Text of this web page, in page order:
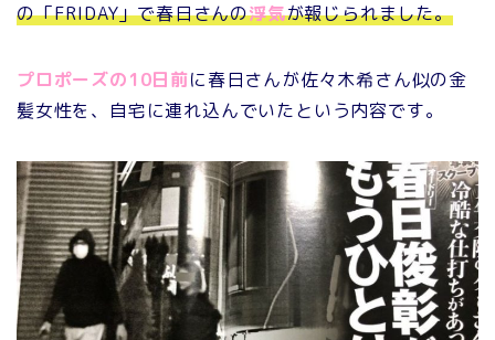
の「FRIDAY」で春日さんの浮気が報じられました。
プロポーズの10日前に春日さんが佐々木希さん似の金
髪女性を、自宅に連れ込んでいたという内容です。